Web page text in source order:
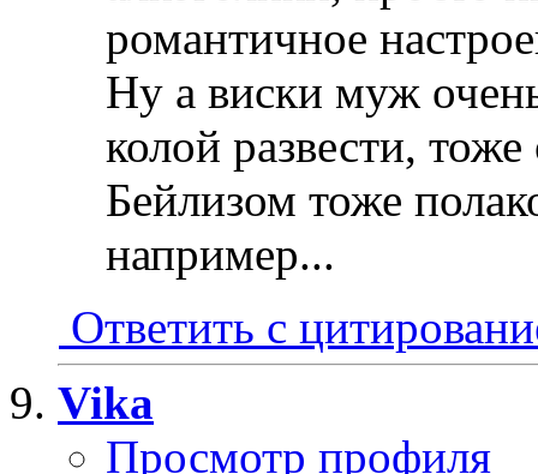
романтичное
Ну а виски муж
колой развести,
Бейлизом тоже
например...
Ответить с
Vika
Просмотр профиля